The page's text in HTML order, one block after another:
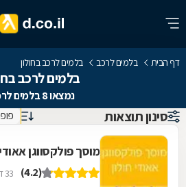
דף הבית בלמים לרכב בלמים לרכב בחולון
בלמים לרכב
נמצאו 8 בלמים לרכב
סינון תוצאות
מוסך פולקסווגן
(4.2) 33 דירוגים